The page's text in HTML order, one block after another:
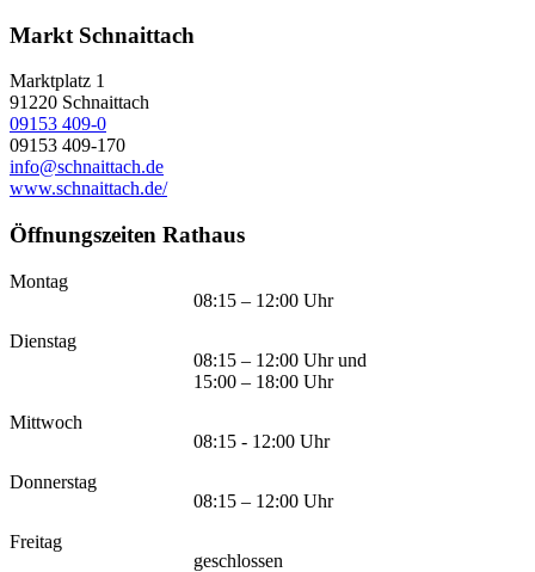
Markt Schnaittach
Marktplatz 1
91220 Schnaittach
09153 409-0
09153 409-170
info@schnaittach.de
www.schnaittach.de/
Öffnungszeiten Rathaus
Montag
08:15 – 12:00 Uhr
Dienstag
08:15 – 12:00 Uhr und
15:00 – 18:00 Uhr
Mittwoch
08:15 - 12:00 Uhr
Donnerstag
08:15 – 12:00 Uhr
Freitag
geschlossen